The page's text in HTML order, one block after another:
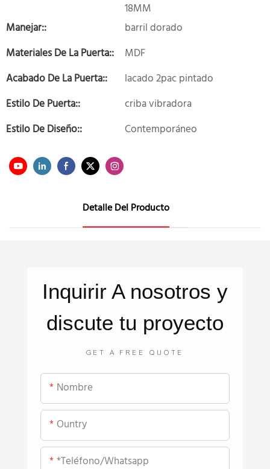
18MM
Manejar::
barril dorado
Materiales De La Puerta::
MDF
Acabado De La Puerta::
lacado 2pac pintado
Estilo De Puerta::
criba vibradora
Estilo De Diseño::
Contemporáneo
Detalle Del Producto
Inquirir A nosotros y
discute tu proyecto
GET A FREE QUOTE
Nombre
Ountry
*teléfono/whatsapp